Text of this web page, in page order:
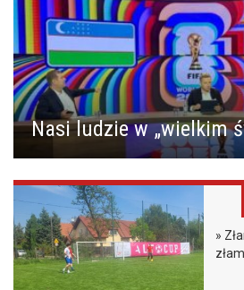
Nasi ludzie w „wielkim
»